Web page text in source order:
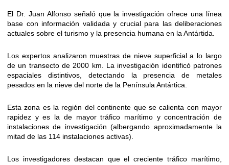
El Dr. Juan Alfonso señaló que la investigación ofrece una línea
base con información validada y crucial para las deliberaciones
actuales sobre el turismo y la presencia humana en la Antártida.
Los expertos analizaron muestras de nieve superficial a lo largo
de un transecto de 2000 km. La investigación identificó patrones
espaciales distintivos, detectando la presencia de metales
pesados en la nieve del norte de la Península Antártica.
Esta zona es la región del continente que se calienta con mayor
rapidez y es la de mayor tráfico marítimo y concentración de
instalaciones de investigación (albergando aproximadamente la
mitad de las 114 instalaciones activas).
Los investigadores destacan que el creciente tráfico marítimo,